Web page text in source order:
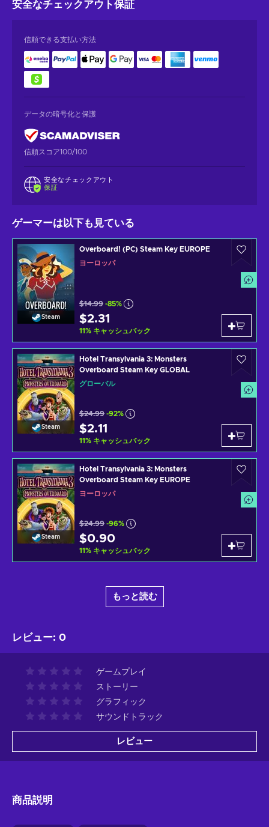
安全なチェックアウト保証
信頼できる支払い方法
データの暗号化と保護
信頼スコア100/100
安全なチェックアウト
保証
ゲーマーは以下も見ている
Steam
Overboard! (PC) Steam Key EUROPE
ヨーロッパ
$14.99 -85%
$2.31
11% キャッシュバック
Steam
Hotel Transylvania 3: Monsters
Overboard Steam Key GLOBAL
グローバル
$24.99 -92%
$2.11
11% キャッシュバック
Steam
Hotel Transylvania 3: Monsters
Overboard Steam Key EUROPE
ヨーロッパ
$24.99 -96%
$0.90
11% キャッシュバック
もっと読む
レビュー: 0
ゲームプレイ
ストーリー
グラフィック
サウンドトラック
レビュー
商品説明